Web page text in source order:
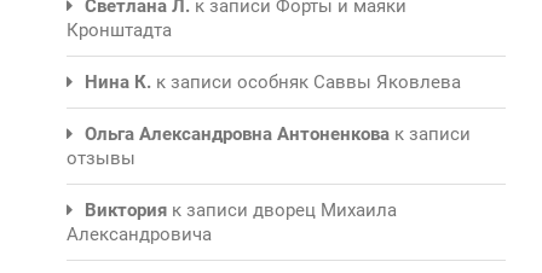
Светлана Л. к записи Форты и маяки
Кронштадта
Нина К. к записи особняк Саввы Яковлева
Ольга Александровна Антоненкова к записи
отзывы
Виктория к записи дворец Михаила
Александровича